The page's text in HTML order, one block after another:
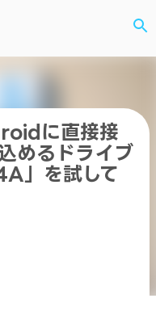
テンツに移動
に直接接
めるドライブ
」を試して